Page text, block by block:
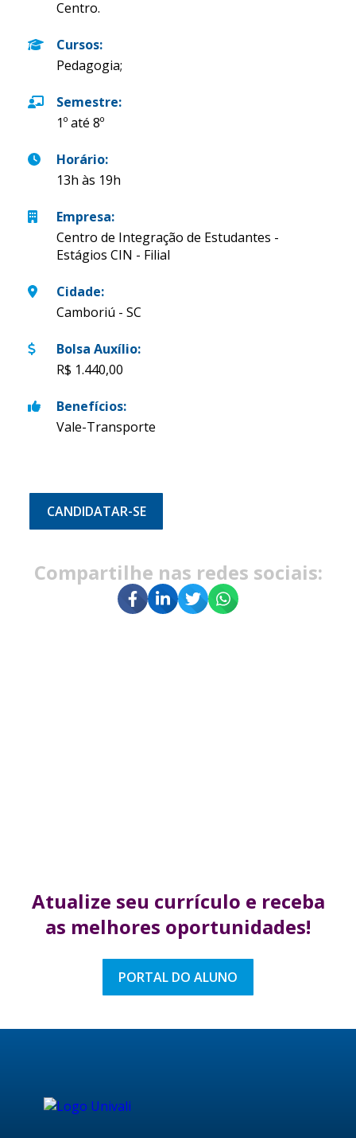
Centro.
Cursos:
Pedagogia;
Semestre:
1º até 8º
Horário:
13h às 19h
Empresa:
Centro de Integração de Estudantes -
Estágios CIN - Filial
Cidade:
Camboriú - SC
Bolsa Auxílio:
R$ 1.440,00
Benefícios:
Vale-Transporte
CANDIDATAR-SE
Compartilhe nas redes sociais:
Atualize seu currículo e receba
as melhores oportunidades!
PORTAL DO ALUNO